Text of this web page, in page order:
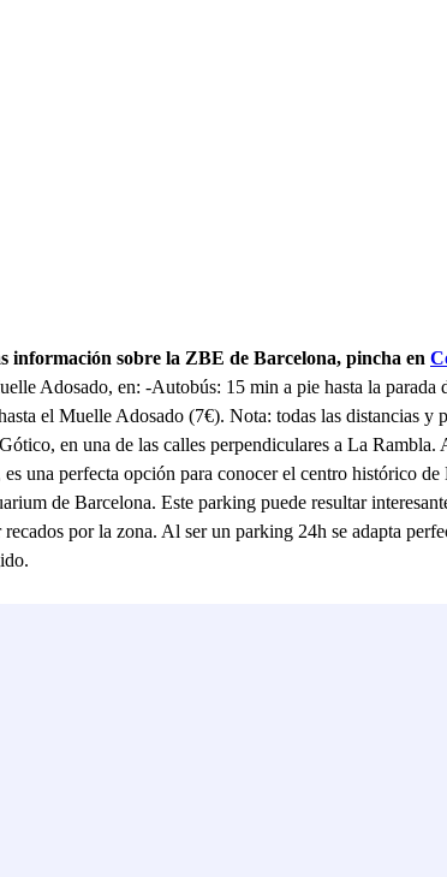
información sobre la ZBE de Barcelona, pincha en
Adosado, en: -Autobús: 15 min a pie hasta la
el Muelle Adosado (7€). Nota: todas las distancias y
en una de las calles perpendiculares a La
una perfecta opción para conocer el centro histórico
de Barcelona. Este parking puede resultar
por la zona. Al ser un parking 24h se adapta